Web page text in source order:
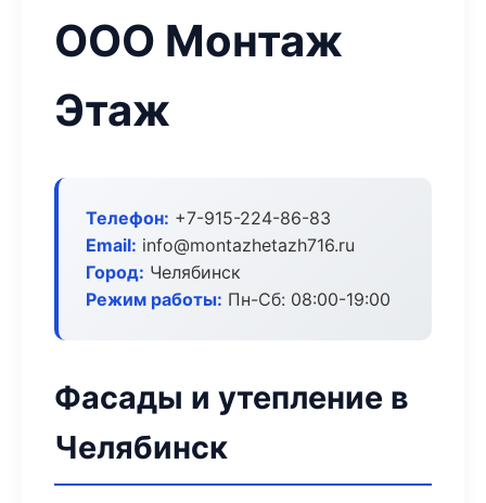
ООО Монтаж
Этаж
Телефон: +7-915-224-86-83
Email: info@montazhetazh716.ru
Город: Челябинск
Режим работы: Пн-Сб: 08:00-19:00
Фасады и утепление в
Челябинск